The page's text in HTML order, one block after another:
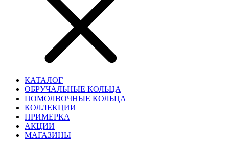
КАТАЛОГ
ОБРУЧАЛЬНЫЕ КОЛЬЦА
ПОМОЛВОЧНЫЕ КОЛЬЦА
КОЛЛЕКЦИИ
ПРИМЕРКА
АКЦИИ
МАГАЗИНЫ